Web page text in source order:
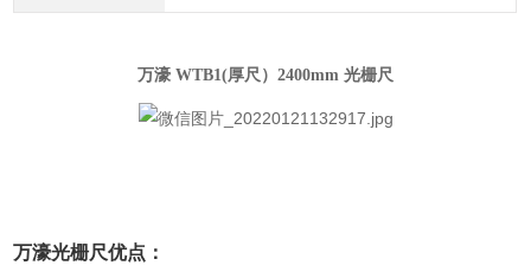
万濠 WTB1(厚尺）2400mm 光栅尺
万濠光栅尺优点：